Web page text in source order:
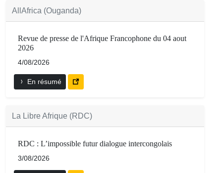
AllAfrica (Ouganda)
Revue de presse de l'Afrique Francophone du 04 aout
2026
4/08/2026
En résumé
La Libre Afrique (RDC)
RDC : L’impossible futur dialogue intercongolais
3/08/2026